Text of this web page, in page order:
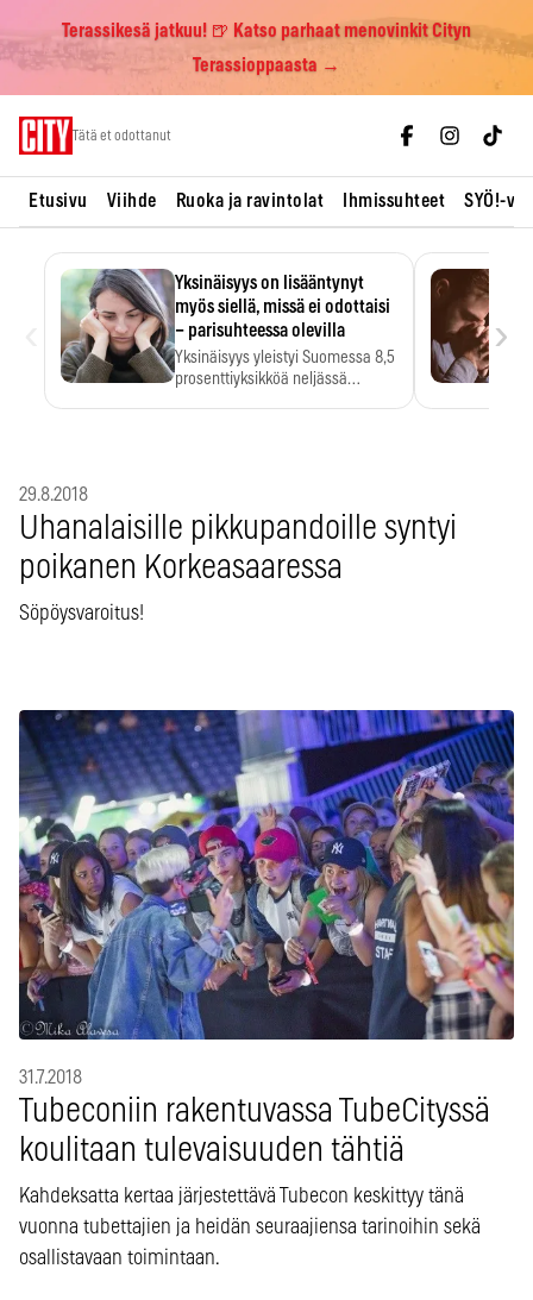
Terassikesä jatkuu! 🍺 Katso parhaat menovinkit Cityn
Terassioppaasta →
Tätä et odottanut
Etusivu Viihde Ruoka ja ravintolat Ihmissuhteet SYÖ!-
Yksinäisyys on lisääntynyt
myös siellä, missä ei odottaisi
– parisuhteessa olevilla
Yksinäisyys yleistyi Suomessa 8,5
prosenttiyksikköä neljässä
›
29.8.2018
Uhanalaisille pikkupandoille syntyi
poikanen Korkeasaaressa
Söpöysvaroitus!
31.7.2018
Tubeconiin rakentuvassa TubeCityssä
koulitaan tulevaisuuden tähtiä
Kahdeksatta kertaa järjestettävä Tubecon keskittyy tänä
vuonna tubettajien ja heidän seuraajiensa tarinoihin sekä
osallistavaan toimintaan.